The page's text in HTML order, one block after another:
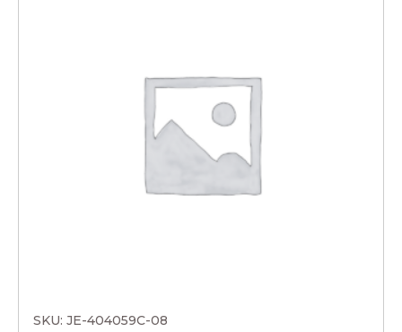
SKU: JE-404059C-08